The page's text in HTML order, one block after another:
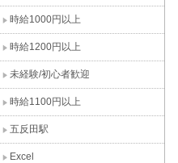
時給1000円以上
時給1200円以上
未経験/初心者歓迎
時給1100円以上
五反田駅
Excel